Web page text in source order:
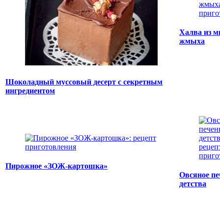
Шоколадный муссовый десерт с секретным
ингредиентом
Халва из
жмыха
Пирожное «ЗОЖ-картошка»
Овсяное
детства